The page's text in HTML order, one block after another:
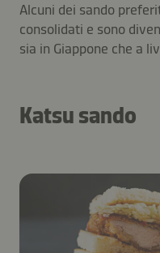
Alcuni dei sando
consolidati e sono
sia in Giappone che a
Katsu sando